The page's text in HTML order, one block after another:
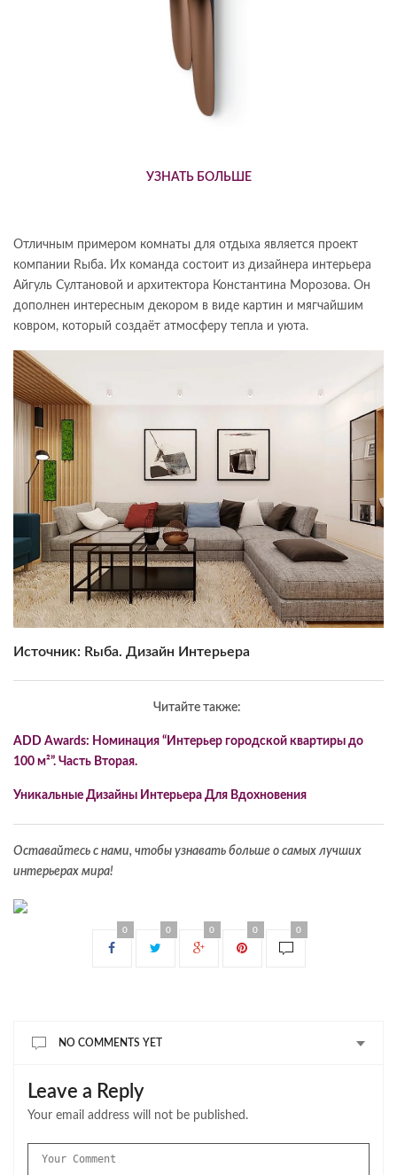
УЗНАТЬ БОЛЬШЕ
Отличным примером комнаты для отдыха является проект
компании Rыба. Их команда состоит из дизайнера интерьера
Айгуль Султановой и архитектора Константина Морозова. Он
дополнен интересным декором в виде картин и мягчайшим
ковром, который создаёт атмосферу тепла и уюта.
Источник: Rыба. Дизайн Интерьера
Читайте также:
ADD Awards: Номинация “Интерьер городской квартиры до
100 м²”. Часть Вторая.
Уникальные Дизайны Интерьера Для Вдохновения
Оставайтесь с нами, чтобы узнавать больше о самых лучших
интерьерах мира!
0 0 0 0 0
NO COMMENTS YET
Leave a Reply
Your email address will not be published.